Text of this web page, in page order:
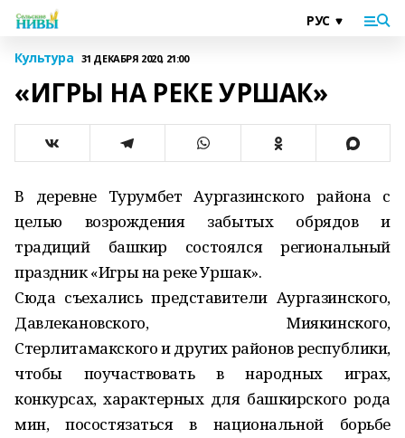
Культура 31 ДЕКАБРЯ 2020, 21:00
«ИГРЫ НА РЕКЕ УРШАК»
В деревне Турумбет Аургазинского района с
целью возрождения забытых обрядов и
традиций башкир состоялся региональный
праздник «Игры на реке Уршак».
Сюда съехались представители Аургазинского,
Давлекановского, Миякинского,
Стерлитамакского и других районов республики,
чтобы поучаствовать в народных играх,
конкурсах, характерных для башкирского рода
мин, посостязаться в национальной борьбе